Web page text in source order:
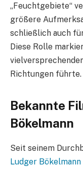
„Feuchtgebiete“
größere
schließlich auch
Diese Rolle
Richtungen führte.
Bekannte
Bökelmann
Seit seinem
Ludger Bökelmann